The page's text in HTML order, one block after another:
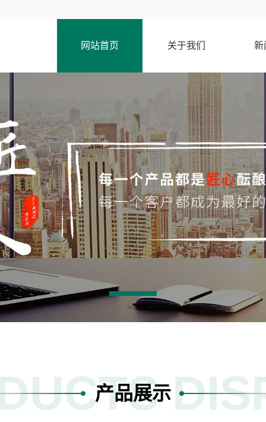
网站首页 关于我们 新
产品展示